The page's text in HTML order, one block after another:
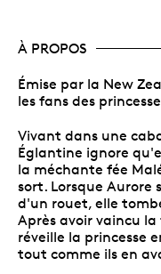
À PROPOS
Émise par la New
les fans des
Vivant dans une
Églantine ignore
la méchante fée
sort. Lorsque Aurore
d'un rouet, elle
Après avoir vaincu
réveille la princesse
tout comme ils en